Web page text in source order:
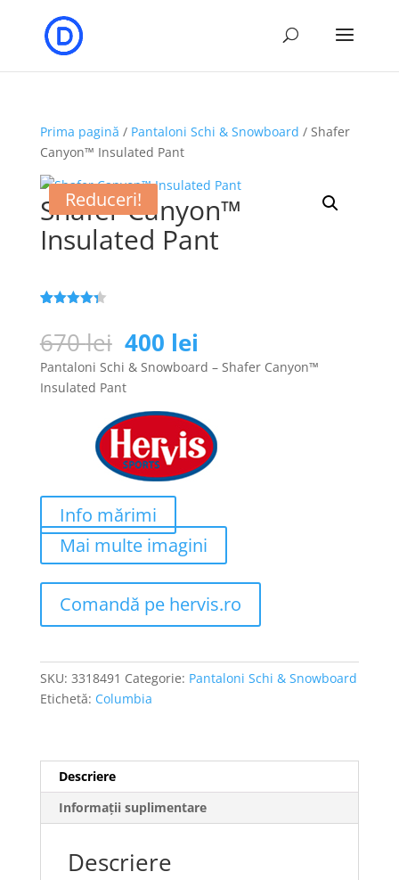
Prima pagină / Pantaloni Schi & Snowboard / Shafer
Canyon™ Insulated Pant
Reduceri!
Shafer Canyon™
Insulated Pant
pe baza a
de evaluări
de la
670lei Prețul
inițial
a
fost:
670 lei.
400 lei
curent
este:
Pantaloni Schi & Snowboard – Shafer Canyon™
Insulated Pant
Info mărimi
Mai multe imagini
Comandă pe hervis.ro
SKU: 3318491 Categorie: Pantaloni Schi & Snowboard
Etichetă: Columbia
Descriere
Informații suplimentare
Descriere